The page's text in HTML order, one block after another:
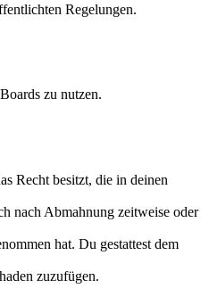
Regelungen.
zu nutzen.
Recht besitzt, die in deinen
nach Abmahnung zeitweise oder
hat. Du gestattest dem
zuzufügen.